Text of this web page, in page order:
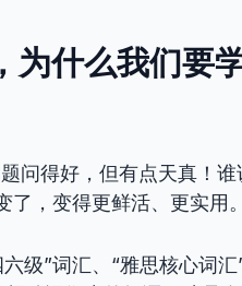
为什么我们要
问得好，但有点天真！
了，变得更鲜活、更实用。
级”词汇、“雅思核心词